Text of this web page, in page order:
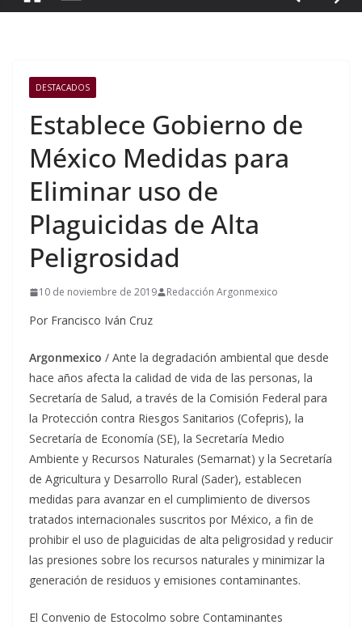
DESTACADOS
Establece Gobierno de
México Medidas para
Eliminar uso de
Plaguicidas de Alta
Peligrosidad
10 de noviembre de 2019 Redacción Argonmexico
Por Francisco Iván Cruz
Argonmexico / Ante la degradación ambiental que desde
hace años afecta la calidad de vida de las personas, la
Secretaría de Salud, a través de la Comisión Federal para
la Protección contra Riesgos Sanitarios (Cofepris), la
Secretaría de Economía (SE), la Secretaría Medio
Ambiente y Recursos Naturales (Semarnat) y la Secretaría
de Agricultura y Desarrollo Rural (Sader), establecen
medidas para avanzar en el cumplimiento de diversos
tratados internacionales suscritos por México, a fin de
prohibir el uso de plaguicidas de alta peligrosidad y reducir
las presiones sobre los recursos naturales y minimizar la
generación de residuos y emisiones contaminantes.
El Convenio de Estocolmo sobre Contaminantes